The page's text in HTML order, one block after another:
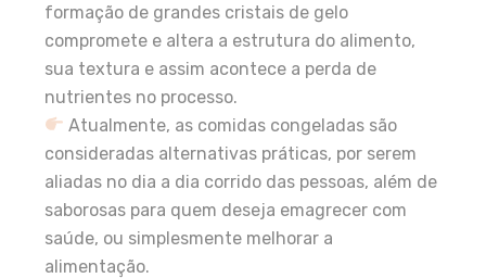
formação de grandes cristais de gelo
compromete e altera a estrutura do alimento,
sua textura e assim acontece a perda de
nutrientes no processo.
Atualmente, as comidas congeladas são
consideradas alternativas práticas, por serem
aliadas no dia a dia corrido das pessoas, além de
saborosas para quem deseja emagrecer com
saúde, ou simplesmente melhorar a
alimentação.